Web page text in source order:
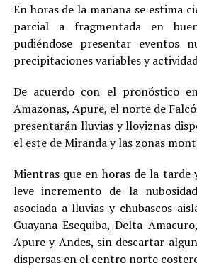
En horas de la mañana se estima
parcial a fragmentada en
pudiéndose presentar eventos
precipitaciones variables y
De acuerdo con el pronóstico
Amazonas, Apure, el norte de
presentarán lluvias y lloviznas
el este de Miranda y las zonas
Mientras que en horas de la tarde
leve incremento de la
asociada a lluvias y chubascos
Guayana Esequiba, Delta
Apure y Andes, sin descartar
dispersas en el centro norte